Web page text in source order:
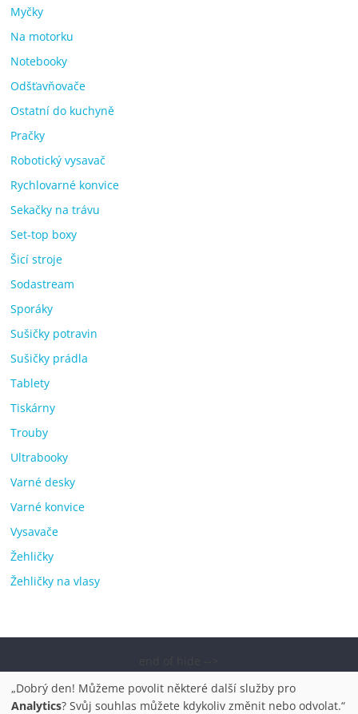
Myčky
Na motorku
Notebooky
Odšťavňovače
Ostatní do kuchyně
Pračky
Robotický vysavač
Rychlovarné konvice
Sekačky na trávu
Set-top boxy
Šicí stroje
Sodastream
Sporáky
Sušičky potravin
Sušičky prádla
Tablety
Tiskárny
Trouby
Ultrabooky
Varné desky
Varné konvice
Vysavače
Žehličky
Žehličky na vlasy
pračky, televize, notebooky, mobilní telefony, kávovary,
„Dobrý den! Můžeme povolit některé další služby pro
Analytics? Svůj souhlas můžete kdykoliv změnit nebo odvolat.“